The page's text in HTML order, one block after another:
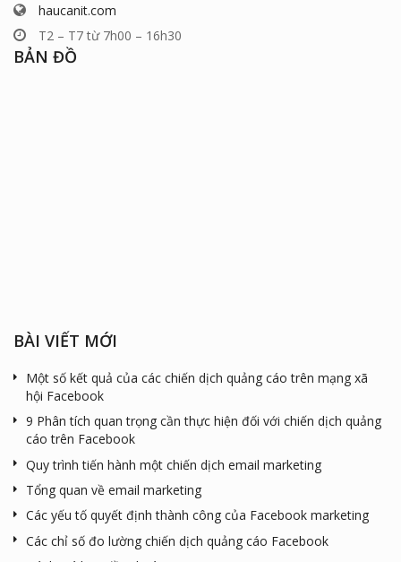
haucanit.com
T2 – T7 từ 7h00 – 16h30
BẢN ĐỒ
BÀI VIẾT MỚI
Một số kết quả của các chiến dịch quảng cáo trên mạng xã
hội Facebook
9 Phân tích quan trọng cần thực hiện đối với chiến dịch quảng
cáo trên Facebook
Quy trình tiến hành một chiến dịch email marketing
Tổng quan về email marketing
Các yếu tố quyết định thành công của Facebook marketing
Các chỉ số đo lường chiến dịch quảng cáo Facebook